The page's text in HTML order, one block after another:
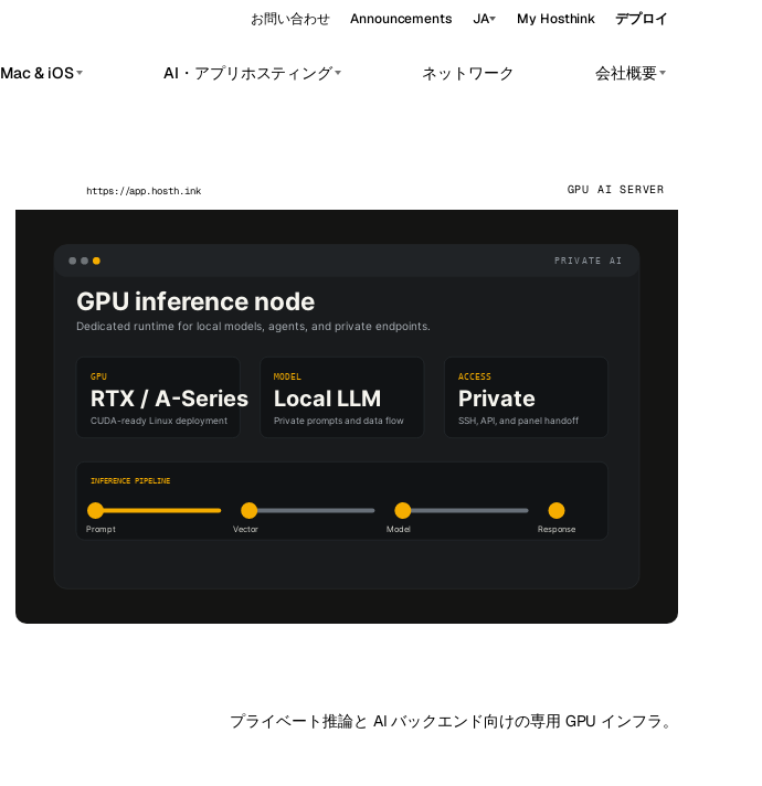
お問い合わせ Announcements JA My Hosthink デプロイ
Frankfurt
Keflavik アイスランド
イタリア Moscow ロシア
エストニア
Mac & iOS AI・アプリホスティング
Dedicated infrastructure for private AI workloads.
推論ワークロード
GPU AI サーバー
専用 LLM サーバー
Self-hosted AI スタック
ネットワーク 会社概要
https://app.hosth.ink GPU AI SERVER
プライベート推論と AI バックエンド向けの専用 GPU インフラ。